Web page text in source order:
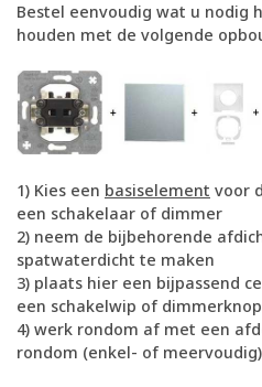
Bestel eenvoudig wat u nodig
houden met de volgende
1) Kies een basiselement voor
een schakelaar of dimmer
2) neem de bijbehorende
spatwaterdicht te maken
3) plaats hier een bijpassend
een schakelwip of dimmerknop
4) werk rondom af met een
rondom (enkel- of meervoudig)